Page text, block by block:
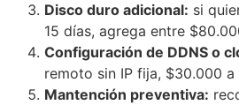
Disco duro adicional: si
15 días, agrega entre
Configuración de DDNS o
remoto sin IP fija, $30.000
Mantención preventiva: